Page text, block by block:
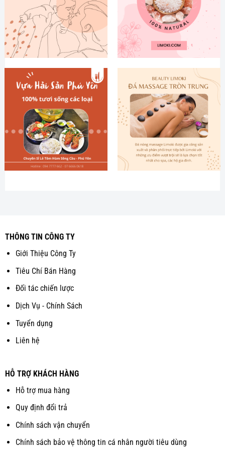
THÔNG TIN CÔNG TY
Giới Thiệu Công Ty
Tiêu Chí Bán Hàng
Đối tác chiến lược
Dịch Vụ - Chính Sách
Tuyển dụng
Liên hệ
HỖ TRỢ KHÁCH HÀNG
Hỗ trợ mua hàng
Quy định đổi trả
Chính sách vận chuyển
Chính sách bảo vệ thông tin cá nhân người tiêu dùng